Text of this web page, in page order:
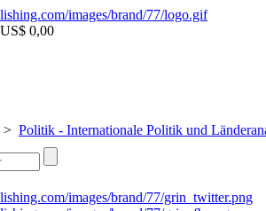
0,00
> Politik - Internationale Politik und